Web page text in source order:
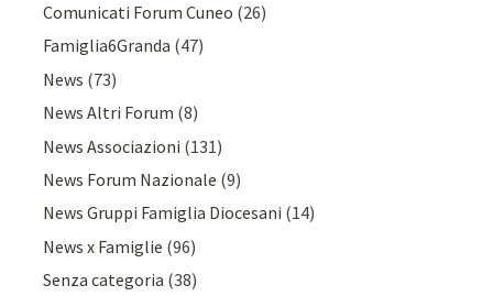
Comunicati Forum Cuneo (26)
Famiglia6Granda (47)
News (73)
News Altri Forum (8)
News Associazioni (131)
News Forum Nazionale (9)
News Gruppi Famiglia Diocesani (14)
News x Famiglie (96)
Senza categoria (38)